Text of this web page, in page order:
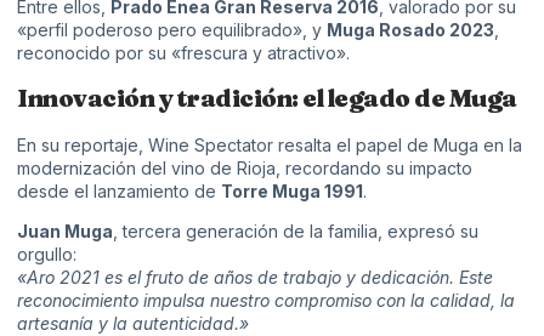
Entre ellos, Prado Enea Gran Reserva 2016 , valorado por su
«perfil poderoso pero equilibrado», y Muga Rosado 2023
reconocido por su «frescura y atractivo».
Innovación y tradición: el legado de Muga
En su reportaje, Wine Spectator resalta el papel de Muga en la
modernización del vino de Rioja, recordando su impacto
desde el lanzamiento de Torre Muga 1991.
Juan Muga , tercera generación de la familia, expresó su
orgullo:
«Aro 2021 es el fruto de años de trabajo y dedicación. Este
reconocimiento impulsa nuestro compromiso con la calidad, la
artesanía y la autenticidad.»